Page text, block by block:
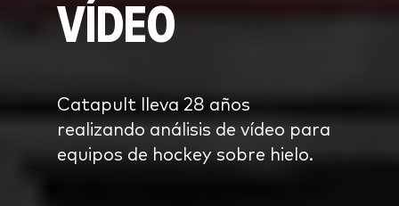
VÍDEO
Catapult lleva 28 años
realizando análisis de vídeo para
equipos de hockey sobre hielo.